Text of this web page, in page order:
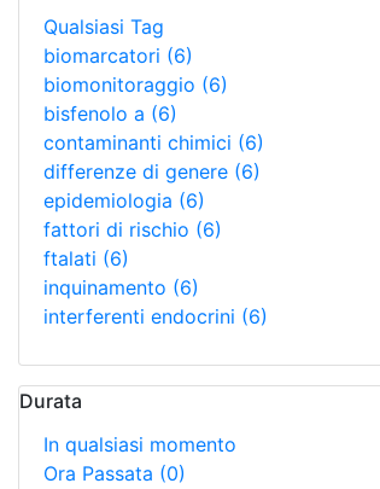
Qualsiasi Tag
biomarcatori (6)
biomonitoraggio (6)
bisfenolo a (6)
contaminanti chimici (6)
differenze di genere (6)
epidemiologia (6)
fattori di rischio (6)
ftalati (6)
inquinamento (6)
interferenti endocrini (6)
Durata
In qualsiasi momento
Ora Passata (0)